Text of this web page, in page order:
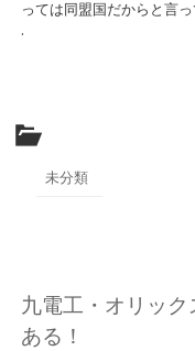
っては同盟国だからと言
.
未分類
九電工・オリッ
ある！